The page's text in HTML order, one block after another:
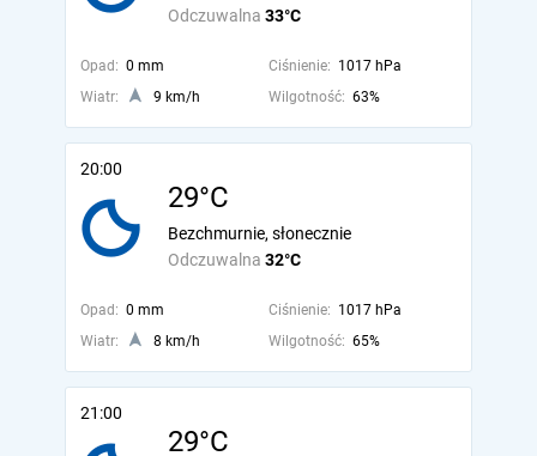
Odczuwalna 33°C
Opad: 0 mm Ciśnienie: 1017 hPa
Wiatr:
9 km/h Wilgotność: 63%
20:00
29°C
Odczuwalna 32°C
Bezchmurnie, słonecznie
Opad: 0 mm Ciśnienie: 1017 hPa
Wiatr:
8 km/h Wilgotność: 65%
21:00
29°C